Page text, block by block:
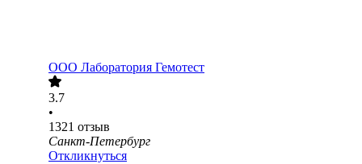
ООО Лаборатория Гемотест
3.7
•
1321 отзыв
Санкт-Петербург
Откликнуться